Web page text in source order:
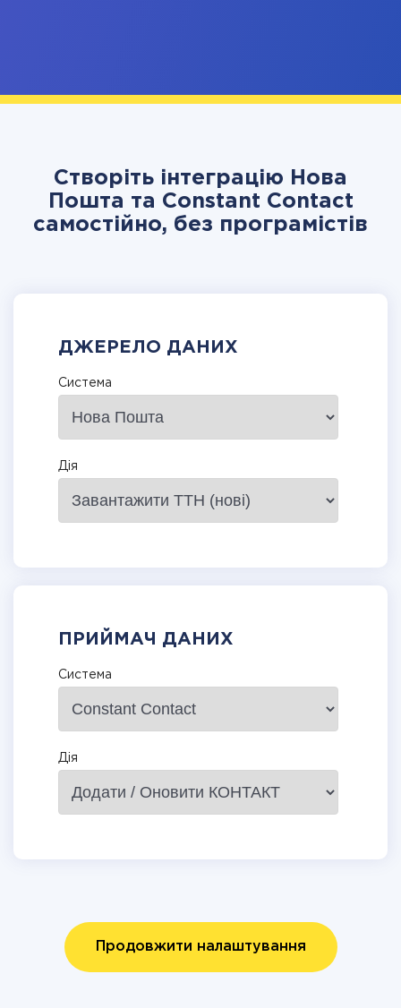
Створіть інтеграцію Нова
Пошта та Constant Contact
самостійно, без програмістів
ДЖЕРЕЛО ДАНИХ
Система
Дія
ПРИЙМАЧ ДАНИХ
Система
Дія
Продовжити налаштування